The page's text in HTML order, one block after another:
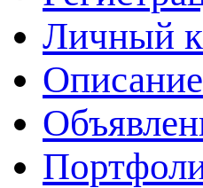
Личный
Описание